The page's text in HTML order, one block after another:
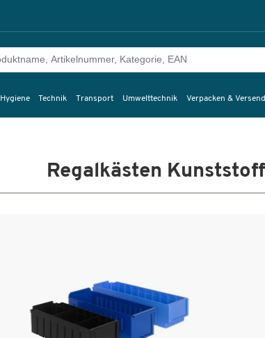
Technik Transport Umwelttechnik Verpacken &
Regalkästen Kunststoff